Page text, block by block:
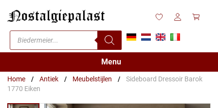
naar
inhoud
Producten
zoeken
Menu
Home / Antiek / Meubelstijlen /
Sideboard Dressoir Barok
1770 Eiken